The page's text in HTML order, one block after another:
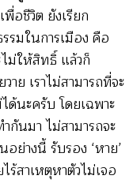
พื่อชีวิต ยังเรียก
รมในการเมือง คือ
ม่ให้สิทธิ์ แล้วก็
ย เราไม่สามารถที่จะ
ด้นะครับ โดยเฉพาะ
กันมา ไม่สามารถจะ
อย่างนี้ รับรอง ‘หาย’
สาเหตุหาตัวไม่เจอ